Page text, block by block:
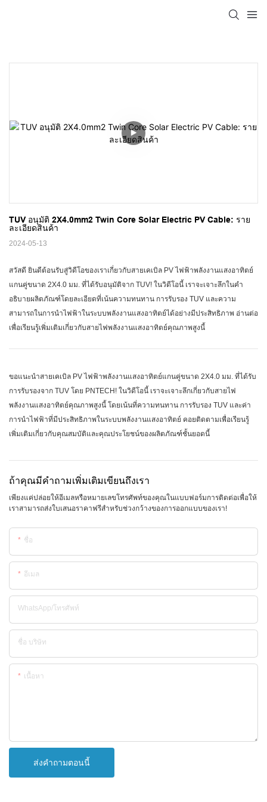
TUV อนุมัติ 2X4.0mm2 Twin Core Solar Electric PV Cable: ราย
ละเอียดสินค้า
2024-05-13
สวัสดี ยินดีต้อนรับสู่วิดีโอของเราเกี่ยวกับสายเคเบิล PV ไฟฟ้าพลังงานแสงอาทิตย์
แกนคู่ขนาด 2X4.0 มม. ที่ได้รับอนุมัติจาก TUV! ในวิดีโอนี้ เราจะเจาะลึกในคำ
อธิบายผลิตภัณฑ์โดยละเอียดที่เน้นความทนทาน การรับรอง TUV และความ
สามารถในการนำไฟฟ้าในระบบพลังงานแสงอาทิตย์ได้อย่างมีประสิทธิภาพ อ่านต่อ
เพื่อเรียนรู้เพิ่มเติมเกี่ยวกับสายไฟพลังงานแสงอาทิตย์คุณภาพสูงนี้
ขอแนะนำสายเคเบิล PV ไฟฟ้าพลังงานแสงอาทิตย์แกนคู่ขนาด 2X4.0 มม. ที่ได้รับ
การรับรองจาก TUV โดย PNTECH! ในวิดีโอนี้ เราจะเจาะลึกเกี่ยวกับสายไฟ
พลังงานแสงอาทิตย์คุณภาพสูงนี้ โดยเน้นที่ความทนทาน การรับรอง TUV และค่า
การนำไฟฟ้าที่มีประสิทธิภาพในระบบพลังงานแสงอาทิตย์ คอยติดตามเพื่อเรียนรู้
เพิ่มเติมเกี่ยวกับคุณสมบัติและคุณประโยชน์ของผลิตภัณฑ์ชั้นยอดนี้
ถ้าคุณมีคำถามเพิ่มเติมเขียนถึงเรา
เพียงแค่ปล่อยให้อีเมลหรือหมายเลขโทรศัพท์ของคุณในแบบฟอร์มการติดต่อเพื่อให้
เราสามารถส่งใบเสนอราคาฟรีสำหรับช่วงกว้างของการออกแบบของเรา!
ชื่อ
อีเมล
WhatsApp/โทรศัพท์
ชื่อ บริษัท
เนื้อหา
ส่งคำถามตอนนี้